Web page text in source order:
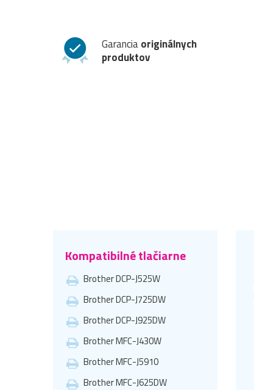
Garanciaoriginálnych
produktov
Kompatibilné tlačiarne
Brother DCP-J525W
Brother DCP-J725DW
Brother DCP-J925DW
Brother MFC-J430W
Brother MFC-J5910
Brother MFC-J625DW